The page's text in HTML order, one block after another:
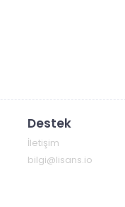
Destek
İletişim
bilgi@lisans.io